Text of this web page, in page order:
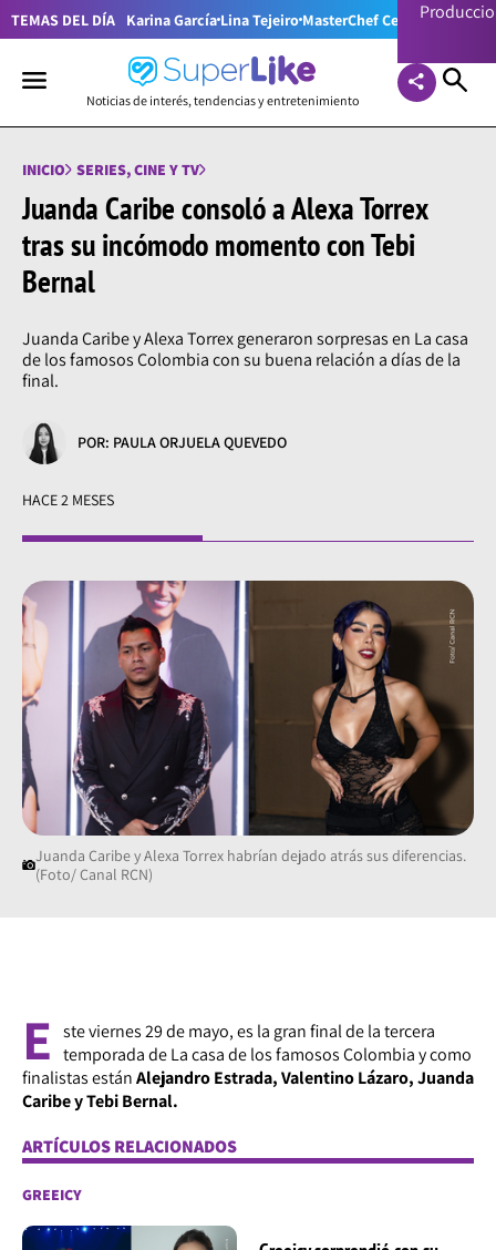
TEMAS DEL DÍA Karina García Lina Tejeiro MasterChef Celebrity
Noticias de interés, tendencias y entretenimiento
INICIO SERIES, CINE Y TV
Juanda Caribe consoló a Alexa Torrex
tras su incómodo momento con Tebi
Bernal
Juanda Caribe y Alexa Torrex generaron sorpresas en La casa
de los famosos Colombia con su buena relación a días de la
final.
POR: PAULA ORJUELA QUEVEDO
HACE 2 MESES
Juanda Caribe y Alexa Torrex habrían dejado atrás sus diferencias.
(Foto/ Canal RCN)
E ste viernes 29 de mayo, es la gran final de la tercera
temporada de La casa de los famosos Colombia y como
finalistas estánAlejandro Estrada, Valentino Lázaro, Juanda
Caribe y Tebi Bernal.
ARTÍCULOS RELACIONADOS
GREEICY